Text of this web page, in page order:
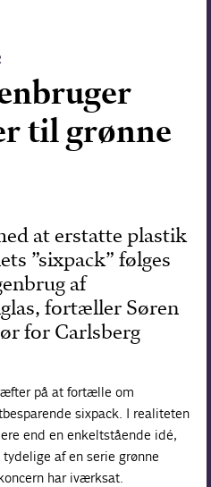
til grønne
at erstatte plastik
”sixpack” følges
af
fortæller Søren
for Carlsberg
på at fortælle om
sixpack. I realiteten
end en enkeltstående idé,
af en serie grønne
har iværksat.